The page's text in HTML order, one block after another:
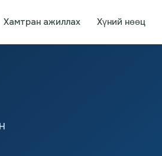
Хамтран ажиллах Хүний нөөц